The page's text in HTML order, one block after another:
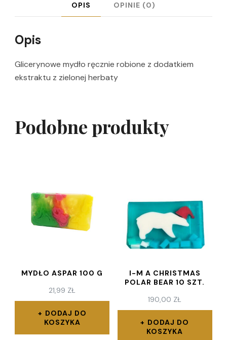
100
g
OPIS OPINIE (0)
Opis
Glicerynowe mydło ręcznie robione z dodatkiem
ekstraktu z zielonej herbaty
Podobne produkty
MYDŁO ASPAR 100 G
21,99 ZŁ
DODAJ DO
KOSZYKA
I-M A CHRISTMAS
POLAR BEAR 10 SZT.
190,00 ZŁ
DODAJ DO
KOSZYKA